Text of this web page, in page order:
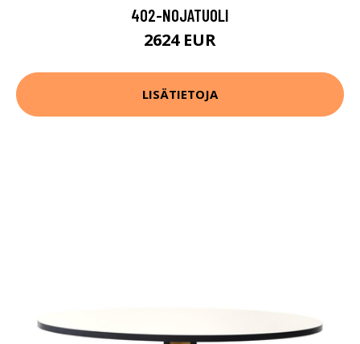
402-NOJATUOLI
2624 EUR
LISÄTIETOJA